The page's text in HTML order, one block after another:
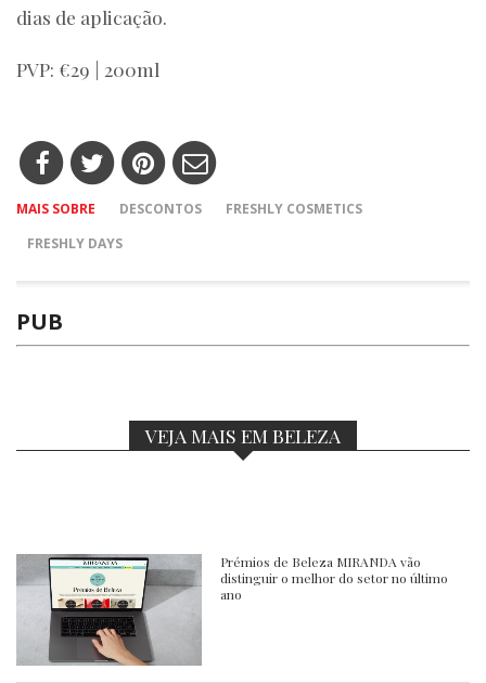
dias de aplicação.
PVP: €29 | 200ml
MAIS SOBRE DESCONTOS
FRESHLY COSMETICS
FRESHLY DAYS
PUB
VEJA MAIS EM BELEZA
Prémios de Beleza MIRANDA vão
distinguir o melhor do setor no último
ano